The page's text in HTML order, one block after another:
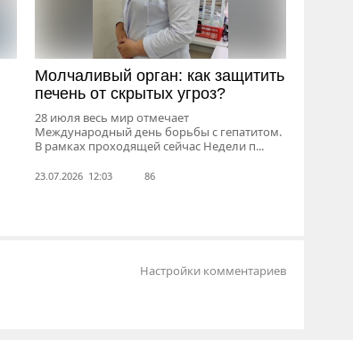
Молчаливый орган: как защитить
печень от скрытых угроз?
28 июля весь мир отмечает
Международный день борьбы с гепатитом.
В рамках проходящей сейчас Недели п...
23.07.2026 12:03 86
Настройки комментариев